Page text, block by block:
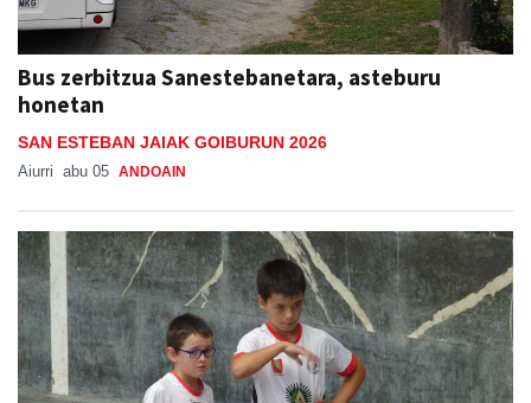
Bus zerbitzua Sanestebanetara, asteburu
honetan
SAN ESTEBAN JAIAK GOIBURUN 2026
Aiurri abu 05 ANDOAIN